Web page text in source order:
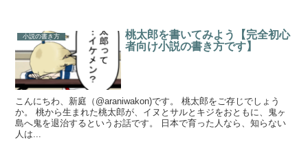
小説の書き方
桃太郎を書いてみよう【完全初心
者向け小説の書き方です】
こんにちわ、新庭（@araniwakon)です。 桃太郎をご存じでしょう
か。 桃から生まれた桃太郎が、イヌとサルとキジをおともに、鬼ヶ
島へ鬼を退治するというお話です。 日本で育った人なら、知らない
人は...